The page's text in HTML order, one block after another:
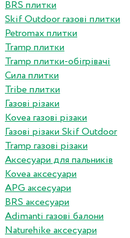
BRS плитки
Skif Outdoor газові плитки
Petromax плитки
Tramp плитки
Tramp плитки-обігрівачі
Сила плитки
Tribe плитки
Газові різаки
Kovea газові різаки
Газові різаки Skif Outdoor
Tramp газові різаки
Аксесуари для пальників
Kovea аксесуари
APG аксесуари
BRS аксесуари
Adimanti газові балони
Naturehike аксесуари